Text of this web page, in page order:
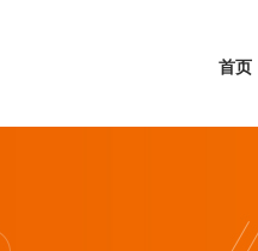
首页